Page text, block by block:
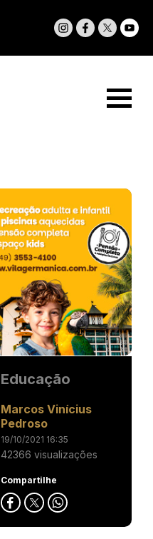
Educação
Marcos Vinícius
Pedroso
19/10/2021 16:35
42366 visualizações
Compartilhe